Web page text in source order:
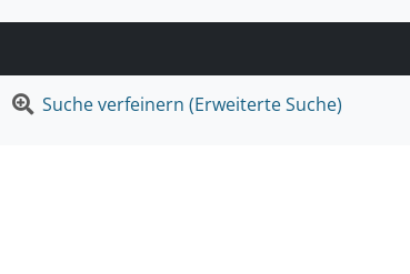
Suche verfeinern (Erweiterte Suche)